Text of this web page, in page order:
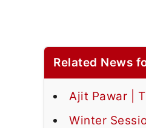
Related News
Ajit Pawar |
Winter Session